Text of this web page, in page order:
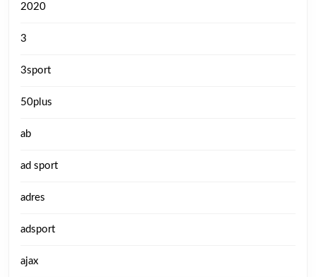
2020
3
3sport
50plus
ab
ad sport
adres
adsport
ajax